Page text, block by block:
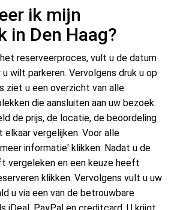
ik mijn
in Den Haag?
reserveerproces, vult u de datum
u wilt parkeren. Vervolgens druk u op
ziet u een overzicht van alle
die aansluiten aan uw bezoek.
de prijs, de locatie, de beoordeling
vergelijken. Voor alle
informatie' klikken. Nadat u de
vergeleken en een keuze heeft
klikken. Vervolgens vult u uw
u via een van de betrouwbare